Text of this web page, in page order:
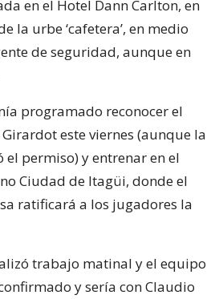
en el Hotel Dann Carlton, en
la urbe ‘cafetera’, en medio
de seguridad, aunque en
programado reconocer el
este viernes (aunque la
permiso) y entrenar en el
Ciudad de Itagüi, donde el
ratificará a los jugadores la
trabajo matinal y el equipo
y sería con Claudio